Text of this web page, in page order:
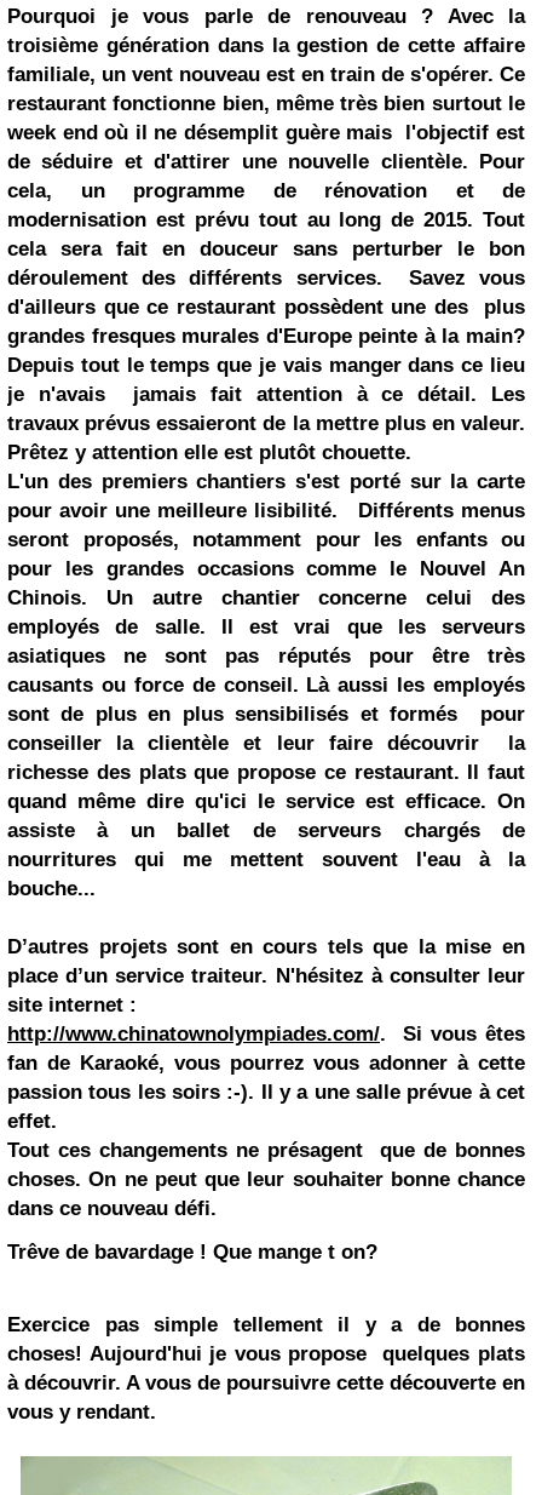
Pourquoi je vous parle de renouveau ? Avec la
troisième génération dans la gestion de cette affaire
familiale, un vent nouveau est en train de s'opérer. Ce
restaurant fonctionne bien, même très bien surtout le
week end où il ne désemplit guère mais l'objectif est
de séduire et d'attirer une nouvelle clientèle. Pour
cela, un programme de rénovation et de
modernisation est prévu tout au long de 2015. Tout
cela sera fait en douceur sans perturber le bon
déroulement des différents services. Savez vous
d'ailleurs que ce restaurant possèdent une des plus
grandes fresques murales d'Europe peinte à la main?
Depuis tout le temps que je vais manger dans ce lieu
je n'avais jamais fait attention à ce détail. Les
travaux prévus essaieront de la mettre plus en valeur.
Prêtez y attention elle est plutôt chouette.
L'un des premiers chantiers s'est porté sur la carte
pour avoir une meilleure lisibilité. Différents menus
seront proposés, notamment pour les enfants ou
pour les grandes occasions comme le Nouvel An
Chinois. Un autre chantier concerne celui des
employés de salle. Il est vrai que les serveurs
asiatiques ne sont pas réputés pour être très
causants ou force de conseil. Là aussi les employés
sont de plus en plus sensibilisés et formés pour
conseiller la clientèle et leur faire découvrir la
richesse des plats que propose ce restaurant. Il faut
quand même dire qu'ici le service est efficace. On
assiste à un ballet de serveurs chargés de
nourritures qui me mettent souvent l'eau à la
bouche...
D’autres projets sont en cours tels que la mise en
place d’un service traiteur. N'hésitez à consulter leur
site internet :
http://www.chinatownolympiades.com/. Si vous êtes
fan de Karaoké, vous pourrez vous adonner à cette
passion tous les soirs :-). Il y a une salle prévue à cet
effet.
Tout ces changements ne présagent que de bonnes
choses. On ne peut que leur souhaiter bonne chance
dans ce nouveau défi.
Trêve de bavardage ! Que mange t on?
Exercice pas simple tellement il y a de bonnes
choses! Aujourd'hui je vous propose quelques plats
à découvrir. A vous de poursuivre cette découverte en
vous y rendant.